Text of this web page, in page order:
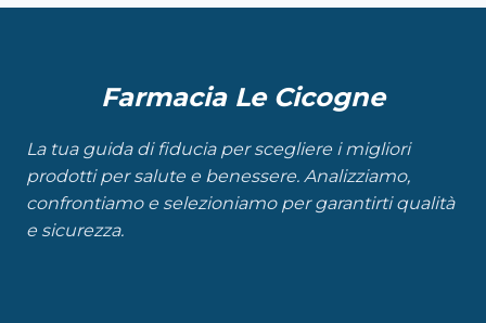
Farmacia Le Cicogne
La tua guida di fiducia per scegliere i migliori
prodotti per salute e benessere. Analizziamo,
confrontiamo e selezioniamo per garantirti qualità
e sicurezza.